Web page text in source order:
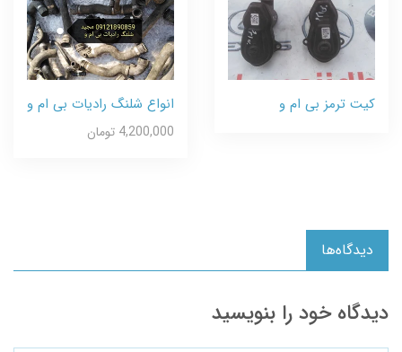
کیت ترمز بی ام و انواع شلنگ رادیات بی ام و
4,200,000 تومان
دیدگاه‌ها
دیدگاه خود را بنویسید